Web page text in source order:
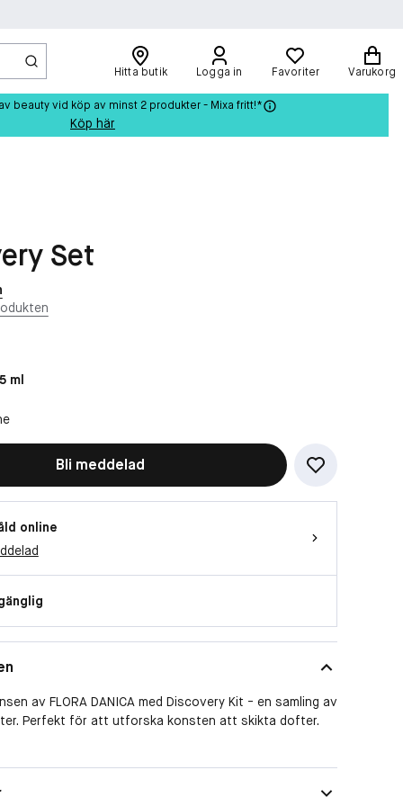
Hitta butik Logga in Favoriter Varukorg
beauty vid köp av minst 2 produkter - Mixa fritt!*
Köp här
Set
ml
Bli meddelad
online
av FLORA DANICA med Discovery Kit - en samling av
Perfekt för att utforska konsten att skikta dofter.